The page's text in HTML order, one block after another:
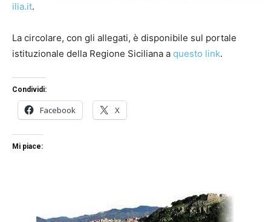
ilia.it.
La circolare, con gli allegati, è disponibile sul portale
istituzionale della Regione Siciliana a questo link.
Condividi:
Facebook X
Mi piace: